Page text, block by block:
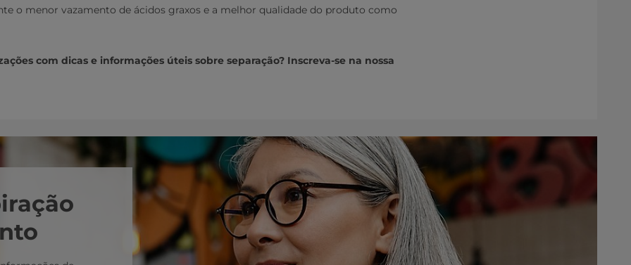
o menor vazamento de ácidos graxos e a melhor qualidade do produto como
com dicas e informações úteis sobre separação? Inscreva-se na nossa